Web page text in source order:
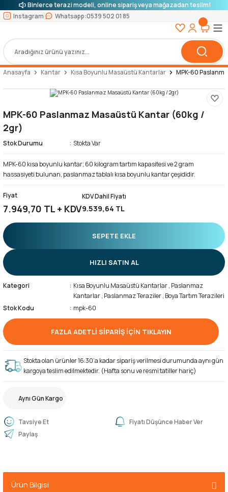
Binlerce terazi modeli, online sipariş veya mağazadan teslim!
Instagram
Whatsapp:0539 502 01 85
Anasayfa Kantar Kısa Boyunlu Masaüstü Kantarlar MPK-60
MPK-60 Paslanmaz Masaüstü Kantar (60kg /
2gr)
Stok Durumu Stokta Var
MPK-60 kısa boyunlu kantar; 60 kilogram tartım kapasitesi ve 2 gram
hassasiyeti bulunan, paslanmaz tablalı kısa boyunlu kantar çeşididir.
Fiyat
7.949,70 TL + KDV
KDV Dahil Fiyatı
9.539,64 TL
SEPETE EKLE
HIZLI SATIN AL
Kategori Kısa Boyunlu Masaüstü Kantarlar, Paslanmaz
Kantarlar, Paslanmaz Teraziler, Boya Tartım Terazileri
Stok Kodu
mpk-60
FAZLA ADETLİ SİPARİŞ İÇİN TIKLAYIN
Stokta olan ürünler 16:30’a kadar sipariş verilmesi durumunda aynı gün
kargoya teslim edilmektedir. (Hafta sonu ve resmi tatiller hariç)
Aynı Gün Kargo
Tavsiye Et
Fiyatı Düşünce Haber Ver
Paylaş
Ürün Bilgisi